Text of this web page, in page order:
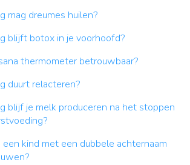
mag dreumes huilen?
blijft botox in je voorhoofd?
thermometer betrouwbaar?
duurt relacteren?
blijf je melk produceren na het stoppen
kind met een dubbele achternaam